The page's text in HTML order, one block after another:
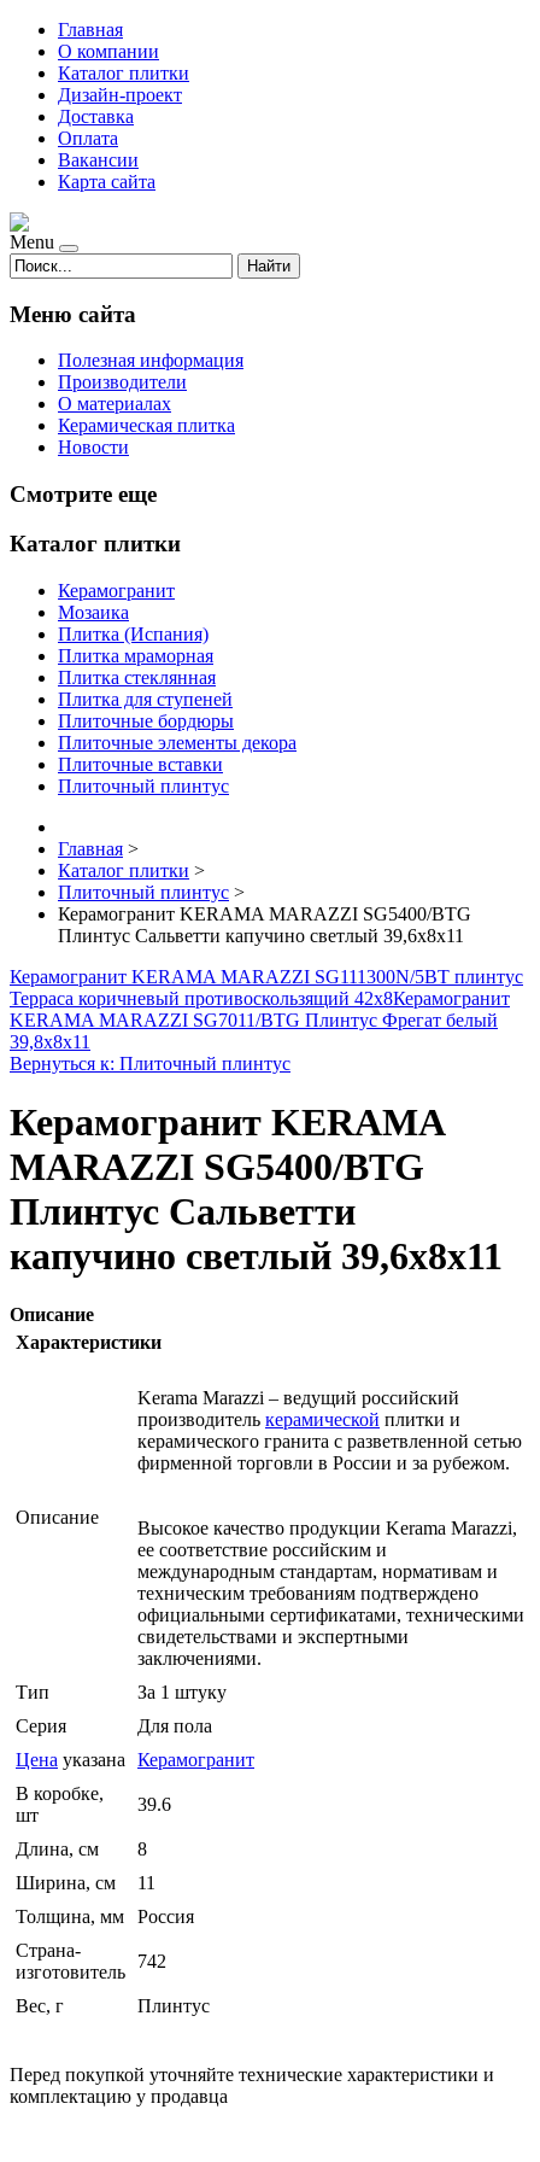
Главная
О компании
Каталог плитки
Дизайн-проект
Доставка
Оплата
Вакансии
Карта сайта
Menu
Найти
Меню сайта
Полезная информация
Производители
О материалах
Керамическая плитка
Новости
Смотрите еще
Каталог плитки
Керамогранит
Мозаика
Плитка (Испания)
Плитка мраморная
Плитка стеклянная
Плитка для ступеней
Плиточные бордюры
Плиточные элементы декора
Плиточные вставки
Плиточный плинтус
Главная >
Каталог плитки >
Плиточный плинтус >
Керамогранит KERAMA MARAZZI SG5400/BTG
Плинтус Сальветти капучино светлый 39,6х8х11
Керамогранит KERAMA MARAZZI SG111300N/5BT плинтус
Терраса коричневый противоскользящий 42х8Керамогранит
KERAMA MARAZZI SG7011/BTG Плинтус Фрегат белый
39,8х8х11
Вернуться к: Плиточный плинтус
Керамогранит KERAMA
MARAZZI SG5400/BTG
Плинтус Сальветти
капучино светлый 39,6х8х11
Описание
Характеристики
Описание
Kerama Marazzi – ведущий российский
производитель керамической плитки и
керамического гранита с разветвленной сетью
фирменной торговли в России и за рубежом.
Высокое качество продукции Kerama Marazzi,
ее соответствие российским и
международным стандартам, нормативам и
техническим требованиям подтверждено
официальными сертификатами, техническими
свидетельствами и экспертными
заключениями.
Тип
За 1 штуку
Серия
Для пола
Цена указана Керамогранит
В коробке,
шт
39.6
Длина, см
8
Ширина, см
11
Толщина, мм
Россия
Страна-
изготовитель
742
Вес, г Плинтус
Перед покупкой уточняйте технические характеристики и
комплектацию у продавца